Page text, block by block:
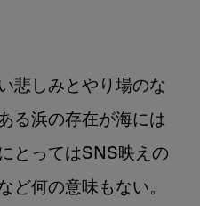
悲しみとやり場のな
る浜の存在が海には
とってはSNS映えの
ど何の意味もない。